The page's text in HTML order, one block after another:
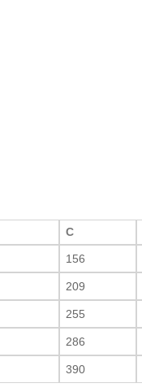
C
156
209
255
286
390